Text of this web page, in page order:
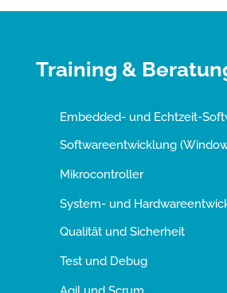
Training &
Embedded- und Echtzeit-
Softwareentwicklung
Mikrocontroller
System- und
Qualität und Sicherheit
Test und Debug